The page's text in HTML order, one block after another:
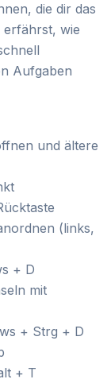
die dir das
erfährst, wie
Aufgaben
und ältere
(links,
+ D
mit
+ Strg + D
+ T